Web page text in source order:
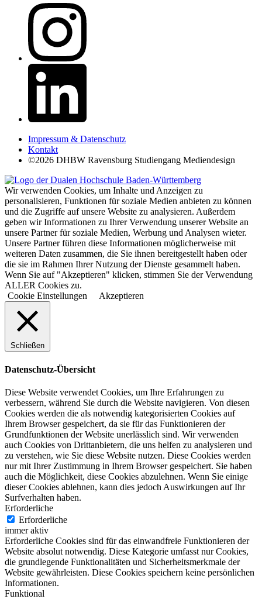
Impressum & Datenschutz
Kontakt
©2026 DHBW Ravensburg Studiengang Mediendesign
Wir verwenden Cookies, um Inhalte und Anzeigen zu
personalisieren, Funktionen für soziale Medien anbieten zu können
und die Zugriffe auf unsere Website zu analysieren. Außerdem
geben wir Informationen zu Ihrer Verwendung unserer Website an
unsere Partner für soziale Medien, Werbung und Analysen wieter.
Unsere Partner führen diese Informationen möglicherweise mit
weiteren Daten zusammen, die Sie ihnen bereitgestellt haben oder
die sie im Rahmen Ihrer Nutzung der Dienste gesammelt haben.
Wenn Sie auf "Akzeptieren" klicken, stimmen Sie der Verwendung
ALLER Cookies zu.
Cookie Einstellungen
Akzeptieren
Schließen
Datenschutz-Übersicht
Diese Website verwendet Cookies, um Ihre Erfahrungen zu
verbessern, während Sie durch die Website navigieren. Von diesen
Cookies werden die als notwendig kategorisierten Cookies auf
Ihrem Browser gespeichert, da sie für das Funktionieren der
Grundfunktionen der Website unerlässlich sind. Wir verwenden
auch Cookies von Drittanbietern, die uns helfen zu analysieren und
zu verstehen, wie Sie diese Website nutzen. Diese Cookies werden
nur mit Ihrer Zustimmung in Ihrem Browser gespeichert. Sie haben
auch die Möglichkeit, diese Cookies abzulehnen. Wenn Sie einige
dieser Cookies ablehnen, kann dies jedoch Auswirkungen auf Ihr
Surfverhalten haben.
Erforderliche
Erforderliche
immer aktiv
Erforderliche Cookies sind für das einwandfreie Funktionieren der
Website absolut notwendig. Diese Kategorie umfasst nur Cookies,
die grundlegende Funktionalitäten und Sicherheitsmerkmale der
Website gewährleisten. Diese Cookies speichern keine persönlichen
Informationen.
Funktional